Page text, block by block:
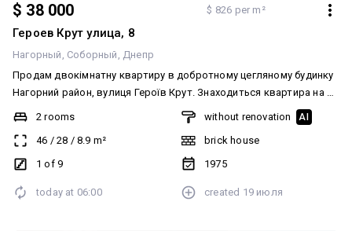
$ 38 000 $ 826 per m²
Героев Крут улица, 8
Нагорный Соборный Днепр
Продам двокімнатну квартиру в добротному цегляному будинку
Нагорний район, вулиця Героїв Крут. Знаходиться квартира на 1
високому поверсі з 9. Загальна площа 46м.кв, кухня 8,9м.кв.
Замінено вікна та частково труби води та каналізації.
Планування дві окремі кімнати та розділений санвузол. Вікна у
тихий зелений двір. Ціна 38000$ Перегляди в зручний час по
2 rooms
46 / 28 / 8.9 m²
1 of 9
without renovation AI
brick house
1975
today at 06:00 created 19 июля